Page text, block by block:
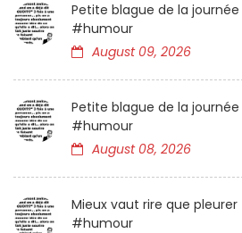
Petite blague de la
#humour
August 09, 2026
Petite blague de la
#humour
August 08, 2026
Mieux vaut rire que
#humour